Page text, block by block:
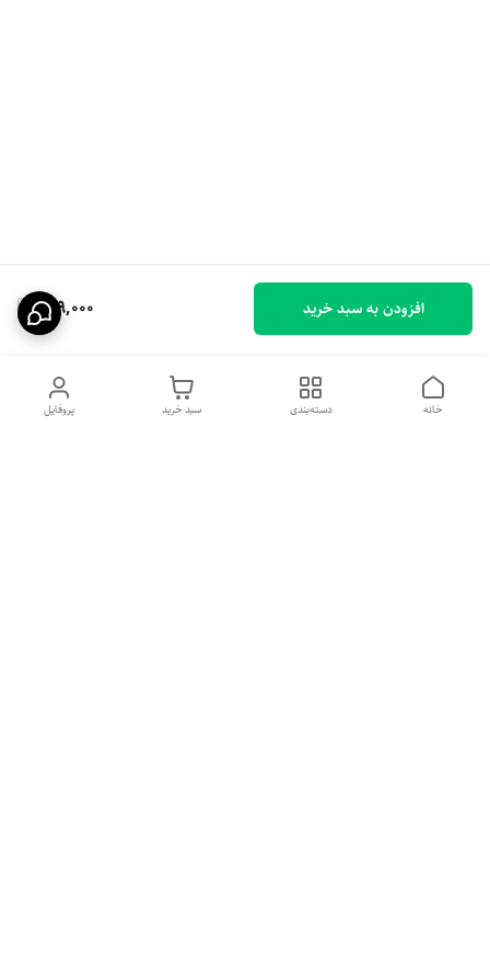
179,000 افزودن به سبد خرید
پروفایل سبد خرید دسته‌بندی خانه